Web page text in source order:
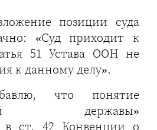
позиции суда
«Суд приходит к
51 Устава ООН не
к данному делу».
что понятие
державы»
в ст. 42 Конвенции о